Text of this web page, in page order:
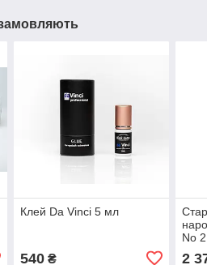
Клей Da Vinci 5 мл
540₴
No 2
2